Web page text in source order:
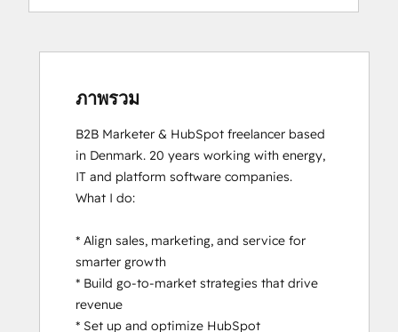
ภาพรวม
B2B Marketer & HubSpot freelancer based
in Denmark. 20 years working with energy,
IT and platform software companies.
What I do:
* Align sales, marketing, and service for
smarter growth
* Build go-to-market strategies that drive
revenue
* Set up and optimize HubSpot